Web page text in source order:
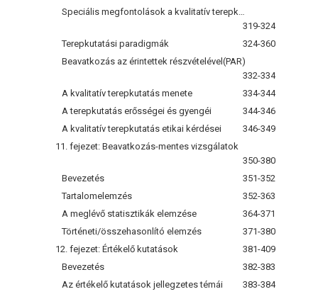
319-324
Terepkutatási paradigmák
324-360
Beavatkozás az érintettek részvételével(PAR)
332-334
A kvalitatív terepkutatás menete
334-344
A terepkutatás erősségei és gyengéi
344-346
A kvalitatív terepkutatás etikai kérdései
346-349
11. fejezet: Beavatkozás-mentes vizsgálatok
350-380
Bevezetés
351-352
Tartalomelemzés
352-363
A meglévő statisztikák elemzése
364-371
Történeti/összehasonlító elemzés
371-380
12. fejezet: Értékelő kutatások
381-409
Bevezetés
382-383
Az értékelő kutatások jellegzetes témái
383-384